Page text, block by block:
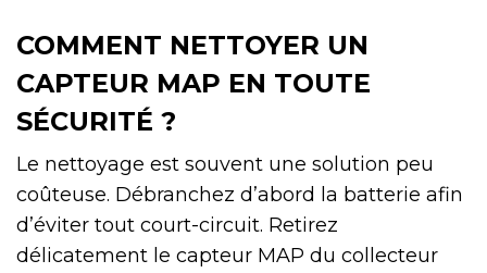
COMMENT NETTOYER UN
CAPTEUR MAP EN TOUTE
SÉCURITÉ ?
Le nettoyage est souvent une solution peu
coûteuse. Débranchez d’abord la batterie afin
d’éviter tout court-circuit. Retirez
délicatement le capteur MAP du collecteur